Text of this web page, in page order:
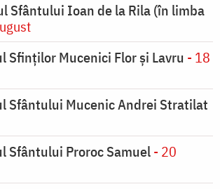
Sfântului Ioan de la Rila (în limba
Sfinților Mucenici Flor și Lavru - 18
Sfântului Mucenic Andrei Stratilat
Sfântului Proroc Samuel- 20